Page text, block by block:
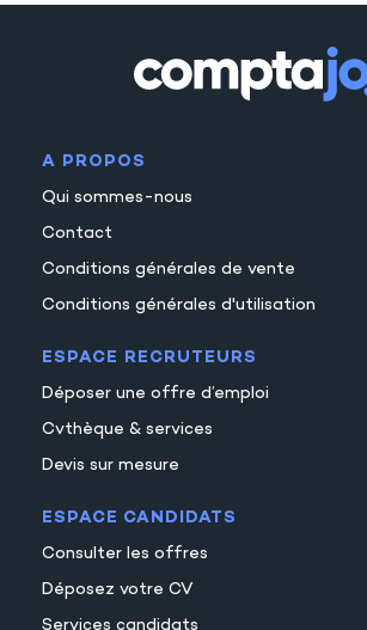
A PROPOS
Qui sommes-nous
Contact
Conditions générales de vente
Conditions générales d'utilisation
ESPACE RECRUTEURS
Déposer une offre d’emploi
Cvthèque & services
Devis sur mesure
ESPACE CANDIDATS
Consulter les offres
Déposez votre CV
Services candidats